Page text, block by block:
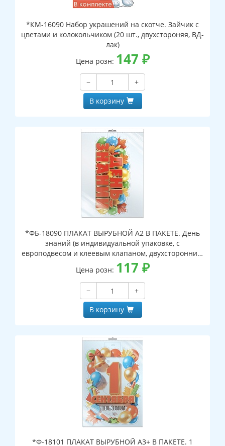
*КМ-16090 Набор украшений на скотче. Зайчик с
цветами и колокольчиком (20 шт., двухстороняя, ВД-
лак)
Цена розн: 147 ₽
−
+
В корзину
*ФБ-18090 ПЛАКАТ ВЫРУБНОЙ А2 В ПАКЕТЕ. День
знаний (в индивидуальной упаковке, с
европодвесом и клеевым клапаном, двухсторонний,
ВД-лак)
Цена розн: 117 ₽
−
+
В корзину
*Ф-18101 ПЛАКАТ ВЫРУБНОЙ А3+ В ПАКЕТЕ. 1